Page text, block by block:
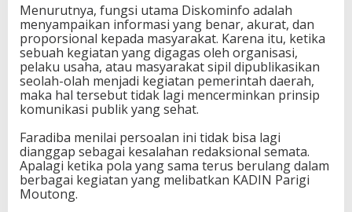
Menurutnya, fungsi utama Diskominfo adalah
menyampaikan informasi yang benar, akurat, dan
proporsional kepada masyarakat. Karena itu, ketika
sebuah kegiatan yang digagas oleh organisasi,
pelaku usaha, atau masyarakat sipil dipublikasikan
seolah-olah menjadi kegiatan pemerintah daerah,
maka hal tersebut tidak lagi mencerminkan prinsip
komunikasi publik yang sehat.
Faradiba menilai persoalan ini tidak bisa lagi
dianggap sebagai kesalahan redaksional semata.
Apalagi ketika pola yang sama terus berulang dalam
berbagai kegiatan yang melibatkan KADIN Parigi
Moutong.